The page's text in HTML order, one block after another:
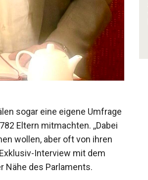
sogar eine eigene Umfrage
Eltern mitmachten. ,,Dabei
wollen, aber oft von ihren
Interview mit dem
Nähe des Parlaments.